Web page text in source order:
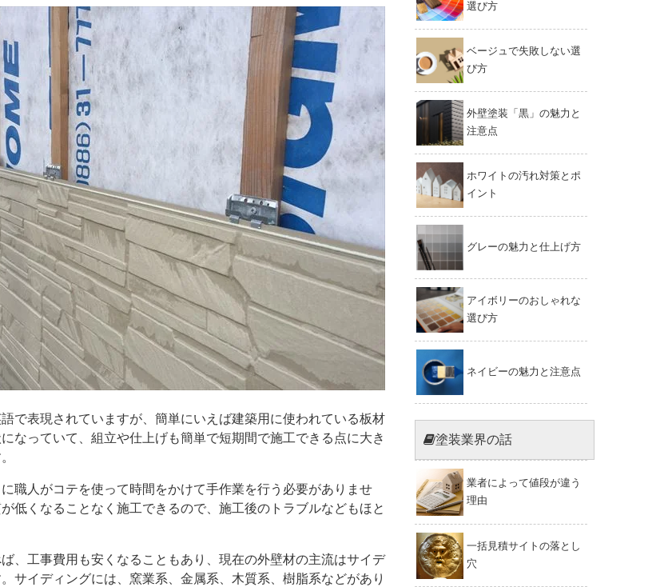
語で表現されていますが、簡単にいえば建築用に使われている板材
なっていて、組立や仕上げも簡単で短期間で施工できる点に大き
職人がコテを使って時間をかけて手作業を行う必要がありませ
低くなることなく施工できるので、施工後のトラブルなどもほと
、工事費用も安くなることもあり、現在の外壁材の主流はサイデ
サイディングには、窯業系、金属系、木質系、樹脂系などがあり
選び方
ベージュで失敗しない選
び方
外壁塗装「黒」の魅力と
注意点
ホワイトの汚れ対策とポ
イント
グレーの魅力と仕上げ方
アイボリーのおしゃれな
選び方
ネイビーの魅力と注意点
塗装業界の話
業者によって値段が違う
理由
一括見積サイトの落とし
穴